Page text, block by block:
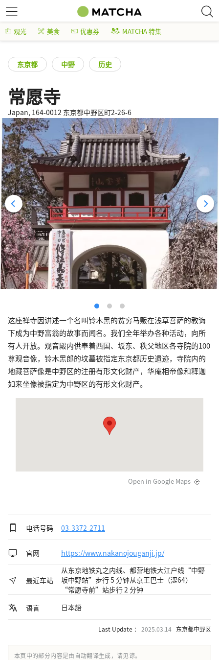
观光 美食 优惠券 MATCHA 特集
东京都 中野 历史
常愿寺
Japan, 164-0012 东京都中野区町2-26-6
这座禅寺因讲述一个名叫铃木黑的贫穷马贩在浅草菩萨的教诲
下成为中野富翁的故事而闻名。我们全年举办各种活动，向所
有人开放。观音殿内供奉着西国、坂东、秩父地区各寺院的100
尊观音像，铃木黑郎的坟墓被指定东京都历史遗迹，寺院内的
地藏菩萨像是中野区的注册有形文化财产，华庵相帝像和释迦
如来坐像被指定为中野区的有形文化财产。
Open in Google Maps
电话号码 03-3372-2711
官网 https://www.nakanojouganji.jp/
最近车站
从东京地铁丸之内线、都营地铁大江户线“中野
坂中野站”步行 5 分钟从京王巴士（涩64）
“常愿寺前”站步行 2 分钟
语言
日本語
Last Update ： 2025.03.14 东京都中野区
本页中的部分内容是由自动翻译生成，请见谅。